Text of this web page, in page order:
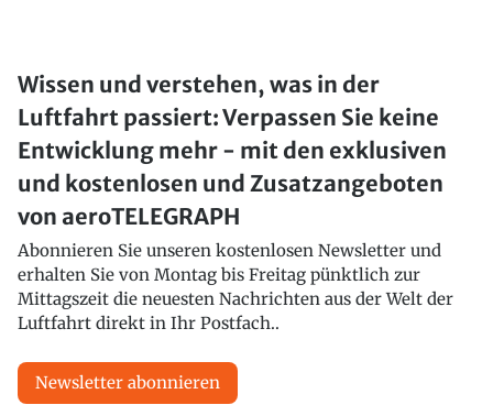
Wissen und verstehen, was in der
Luftfahrt passiert: Verpassen Sie keine
Entwicklung mehr - mit den exklusiven
und kostenlosen und Zusatzangeboten
von aeroTELEGRAPH
Abonnieren Sie unseren kostenlosen Newsletter und
erhalten Sie von Montag bis Freitag pünktlich zur
Mittagszeit die neuesten Nachrichten aus der Welt der
Luftfahrt direkt in Ihr Postfach..
Newsletter abonnieren